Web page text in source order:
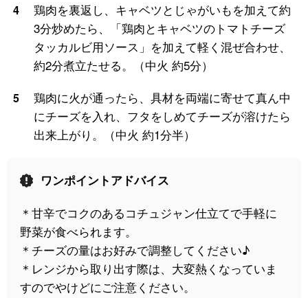
4
鶏肉を裏返し、キャベツとじゃがいもを加えて約
3分炒めたら、「鶏肉とキャベツのトマトチーズ
タッカルビ用ソース」を加えて軽く混ぜ合わせ、
約2分煮立たせる。（中火 約5分）
5
鶏肉に火が通ったら、具材を両端に寄せて真ん中
にチーズを入れ、フタをしめてチーズが溶けたら
出来上がり。（中火 約1分半）
ワンポイントアドバイス
＊甘辛でコクのあるコチュジャン仕立てで手軽に
野菜が食べられます。
＊チーズの量はお好みで調整してください♪
＊レンジから取り出す際は、大変熱くなっていま
すのでやけどにご注意ください。